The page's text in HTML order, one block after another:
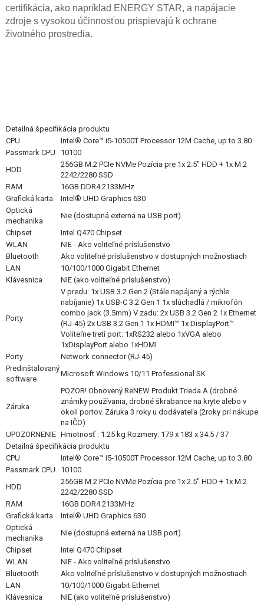
certifikácia, ako napríklad ENERGY STAR, a napájacie
zdroje s vysokou účinnosťou prispievajú k ochrane
životného prostredia.
Detailná špecifikácia produktu
CPU
Intel® Core™ i5-10500T Processor 12M Cache, up to 3.80
Passmark CPU
10100
HDD
256GB M.2 PCIe NVMe Pozícia pre 1x 2.5" HDD + 1x M.2
2242/2280 SSD
RAM
16GB DDR4 2133MHz
Grafická karta
Intel® UHD Graphics 630
Optická
mechanika
Nie (dostupná externá na USB port)
Chipset
Intel Q470 Chipset
WLAN
NIE - Ako voliteľné príslušenstvo
Bluetooth
Ako voliteľné príslušenstvo v dostupných možnostiach
LAN
10/100/1000 Gigabit Ethernet
Klávesnica
NIE (ako voliteľné príslušenstvo)
Porty
V predu: 1x USB 3.2 Gen 2 (Stále napájaný a rýchle
nabíjanie) 1x USB-C 3.2 Gen 1 1x slúchadlá / mikrofón
combo jack (3.5mm) V zadu: 2x USB 3.2 Gen 2 1x Ethernet
(RJ-45) 2x USB 3.2 Gen 1 1x HDMI™ 1x DisplayPort™
Voliteľne tretí port: 1xRS232 alebo 1xVGA alebo
1xDisplayPort alebo 1xHDMI
Porty
Network connector (RJ-45)
Predinštalovaný
software
Microsoft Windows 10/11 Professional SK
Záruka
POZOR! Obnovený ReNEW Produkt Trieda A (drobné
známky používania, drobné škrabance na kryte alebo v
okolí portov. Záruka 3 roky u dodávateľa (2roky pri nákupe
na IČO)
UPOZORNENIE Hmotnosť : 1.25 kg Rozmery: 179 x 183 x 34.5 / 37
Detailná špecifikácia produktu
CPU
Intel® Core™ i5-10500T Processor 12M Cache, up to 3.80
Passmark CPU
10100
HDD
256GB M.2 PCIe NVMe Pozícia pre 1x 2.5" HDD + 1x M.2
2242/2280 SSD
RAM
16GB DDR4 2133MHz
Grafická karta
Intel® UHD Graphics 630
Optická
mechanika
Nie (dostupná externá na USB port)
Chipset
Intel Q470 Chipset
WLAN
NIE - Ako voliteľné príslušenstvo
Bluetooth
Ako voliteľné príslušenstvo v dostupných možnostiach
LAN
10/100/1000 Gigabit Ethernet
Klávesnica
NIE (ako voliteľné príslušenstvo)